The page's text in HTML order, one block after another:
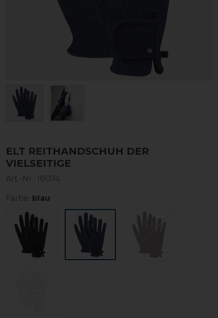
ELT REITHANDSCHUH DER
VIELSEITIGE
Art.-Nr.: 18074
Farbe: blau